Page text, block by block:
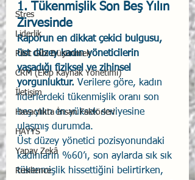
Stres
Liderlik
Pilot Gibi Düşünmek
CRM (Ekip Kaynak Yönetimi)
İletişim
Havacılıkta İnsan Faktörleri
HAYYS
Yapay Zekâ
Resilience
1. Tükenmişlik Son Beş Yılın
Zirvesinde
Raporun en dikkat çekici bulgusu,
üst düzey kadın yöneticilerin
yaşadığı fiziksel ve zihinsel
yorgunluktur. Verilere göre, kadın
liderlerdeki tükenmişlik oranı son
beş yılın en yüksek seviyesine
ulaşmış durumda.
Üst düzey yönetici pozisyonundaki
kadınların %60’ı, son aylarda sık sık
tükenmişlik hissettiğini belirtirken,